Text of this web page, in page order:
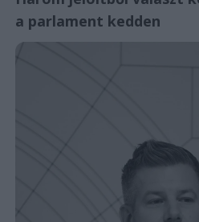
a parlament kedden